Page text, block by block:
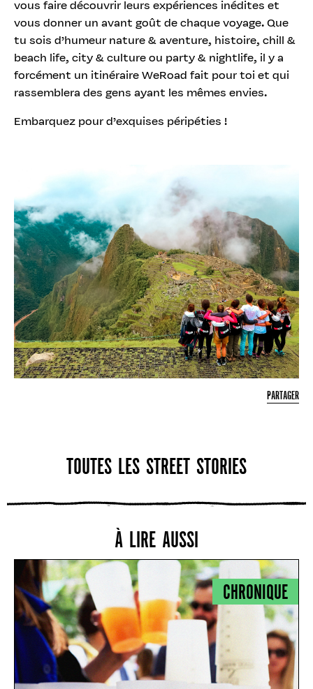
vous faire découvrir leurs expériences inédites et
vous donner un avant goût de chaque voyage. Que
tu sois d’humeur nature & aventure, histoire, chill &
beach life, city & culture ou party & nightlife, il y a
forcément un itinéraire WeRoad fait pour toi et qui
rassemblera des gens ayant les mêmes envies.
Embarquez pour d’exquises péripéties !
PARTAGER
TOUTES LES STREET STORIES
À LIRE AUSSI
CHRONIQUE